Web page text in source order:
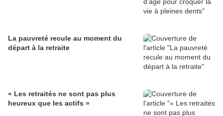
La pauvreté recule au moment du
départ à la retraite
« Les retraités ne sont pas plus
heureux que les actifs »